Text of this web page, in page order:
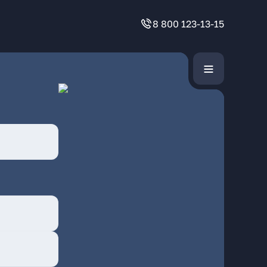
8 800 123-13-15